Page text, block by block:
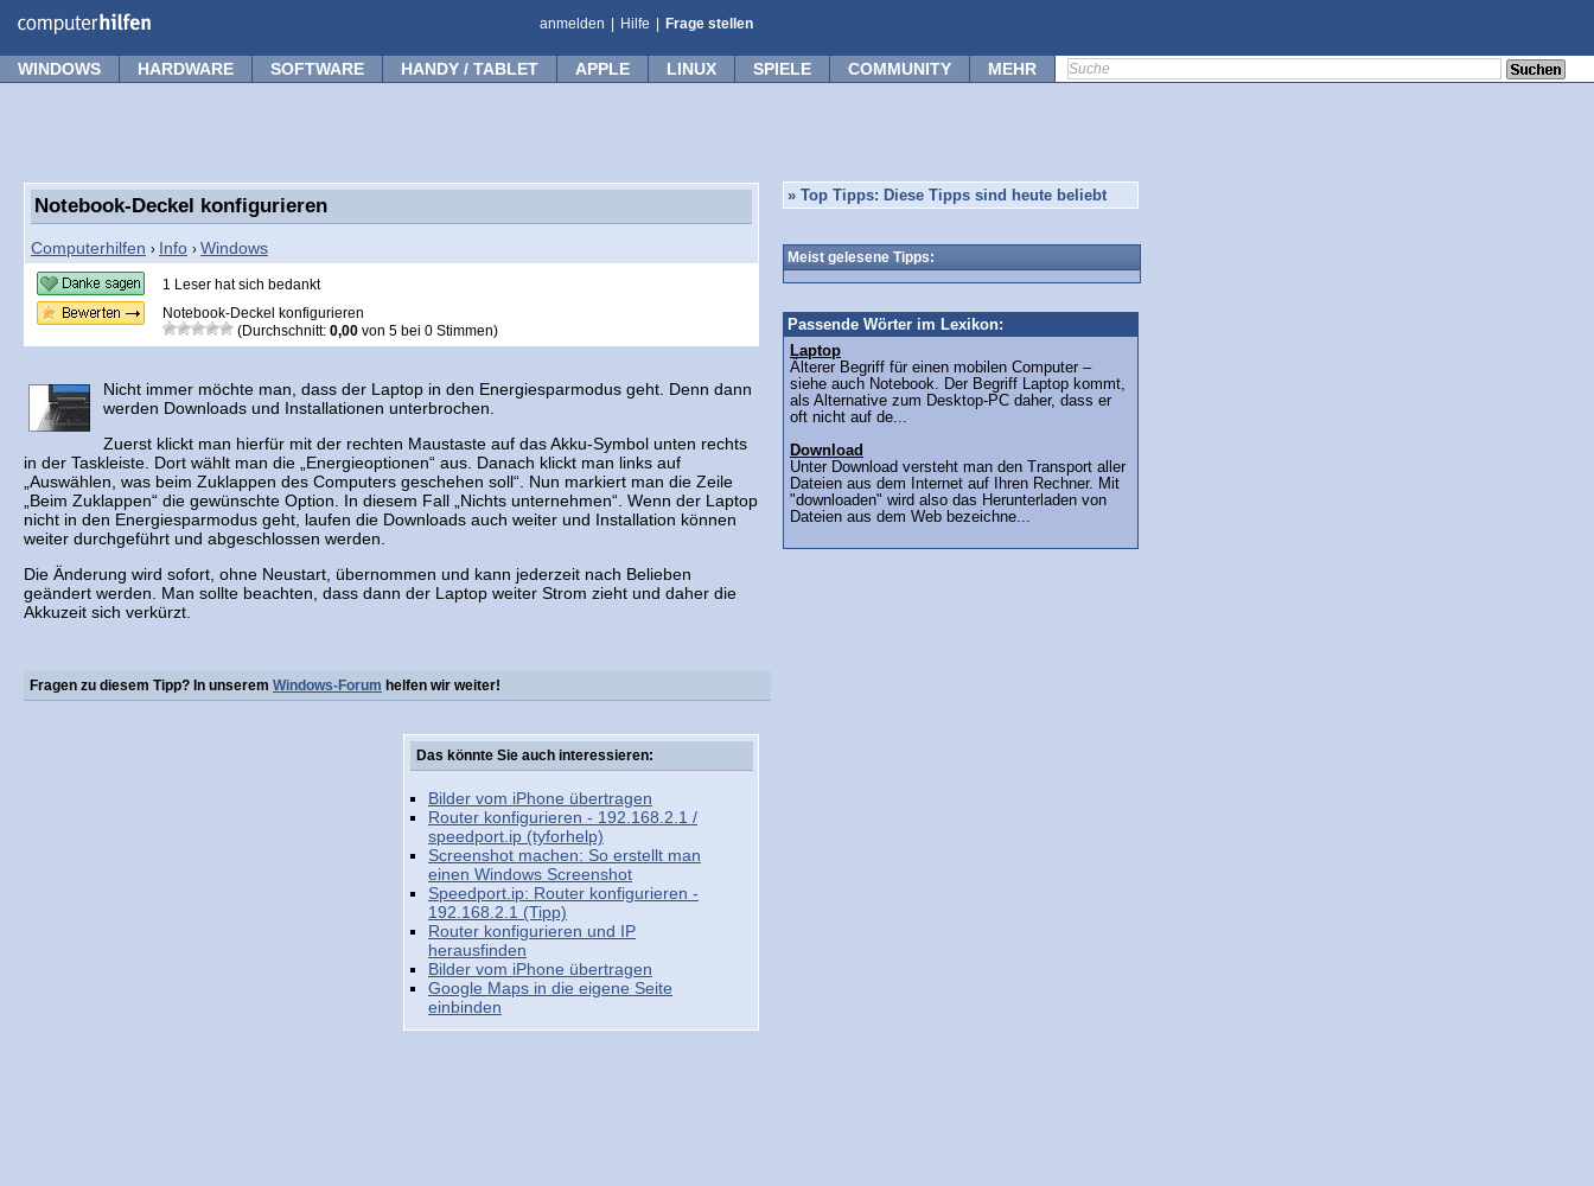
anmelden Hilfe Frage stellen
WINDOWS HARDWARE SOFTWARE HANDY / TABLET APPLE LINUX SPIELE COMMUNITY MEHR
Notebook-Deckel konfigurieren
Computerhilfen › Info › Windows
1 Leser hat sich bedankt
Notebook-Deckel konfigurieren
(Durchschnitt: 0,00 von 5 bei 0 Stimmen)
Nicht immer möchte man, dass der Laptop in den Energiesparmodus geht. Denn dann
werden Downloads und Installationen unterbrochen.
Zuerst klickt man hierfür mit der rechten Maustaste auf das Akku-Symbol unten rechts
in der Taskleiste. Dort wählt man die „Energieoptionen“ aus. Danach klickt man links auf
„Auswählen, was beim Zuklappen des Computers geschehen soll“. Nun markiert man die Zeile
„Beim Zuklappen“ die gewünschte Option. In diesem Fall „Nichts unternehmen“. Wenn der Laptop
nicht in den Energiesparmodus geht, laufen die Downloads auch weiter und Installation können
weiter durchgeführt und abgeschlossen werden.
Die Änderung wird sofort, ohne Neustart, übernommen und kann jederzeit nach Belieben
geändert werden. Man sollte beachten, dass dann der Laptop weiter Strom zieht und daher die
Akkuzeit sich verkürzt.
Fragen zu diesem Tipp? In unserem Windows-Forum helfen wir weiter!
Das könnte Sie auch interessieren:
Bilder vom iPhone übertragen
Router konfigurieren - 192.168.2.1 /
speedport.ip (tyforhelp)
Screenshot machen: So erstellt man
einen Windows Screenshot
Speedport.ip: Router konfigurieren -
192.168.2.1 (Tipp)
Router konfigurieren und IP
herausfinden
Bilder vom iPhone übertragen
Google Maps in die eigene Seite
einbinden
» Top Tipps: Diese Tipps sind heute beliebt
Meist gelesene Tipps:
Passende Wörter im Lexikon:
Laptop
Älterer Begriff für einen mobilen Computer –
siehe auch Notebook. Der Begriff Laptop kommt,
als Alternative zum Desktop-PC daher, dass er
oft nicht auf de...
Download
Unter Download versteht man den Transport aller
Dateien aus dem Internet auf Ihren Rechner. Mit
"downloaden" wird also das Herunterladen von
Dateien aus dem Web bezeichne...